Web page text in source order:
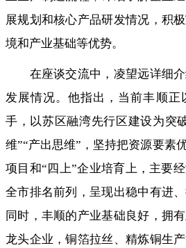
展规划和核心产品研发情况 ， 积
境和产业基础等优势。
在座谈交流中 ， 凌望远详细
发展情况。他指出 ， 当前丰顺正
手，以苏区融湾先行区建设为突
维”“产出思维”，坚持把资源要素
项目和“四上”企业培育上， 主要
全市排名前列，呈现出稳中有进
同时，丰顺的产业基础良好 ， 拥
龙头企业，铜箔拉丝、精炼铜生